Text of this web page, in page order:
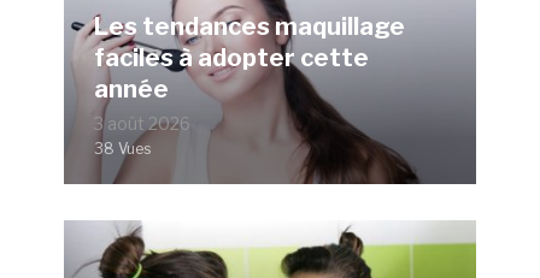
Les tendances maquillage
faciles à adopter cette
année
3 août 2026
38 Vues